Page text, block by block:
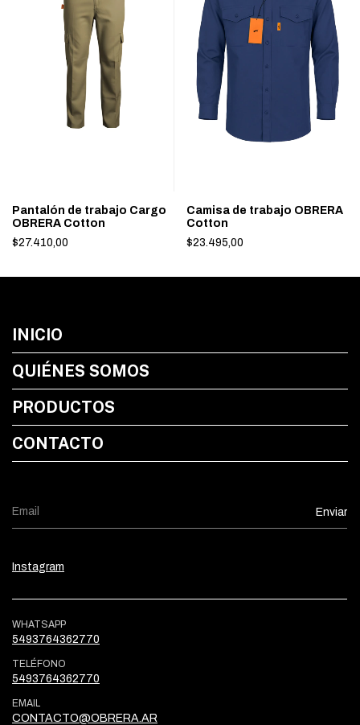
Pantalón de trabajo Cargo
OBRERA Cotton
$27.410,00
Camisa de trabajo OBRERA
Cotton
$23.495,00
INICIO
QUIÉNES SOMOS
PRODUCTOS
CONTACTO
Instagram
WHATSAPP
5493764362770
TELÉFONO
5493764362770
EMAIL
CONTACTO@OBRERA.AR